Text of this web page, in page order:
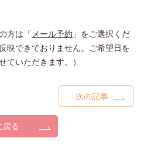
方は「 メール予約 」をご選択くだ
映できておりません。ご希望日を
ていただきます。）
次の記事
戻る